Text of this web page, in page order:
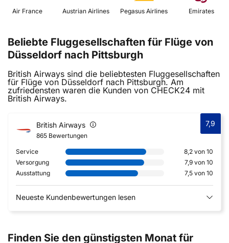
Air France Austrian Airlines Emirates
Beliebte Fluggesellschaften für Flüge von
Düsseldorf nach Pittsburgh
British Airways sind die beliebtesten Fluggesellschaften
für Flüge von Düsseldorf nach Pittsburgh. Am
zufriedensten waren die Kunden von CHECK24 mit
British Airways.
British Airways
865 Bewertungen
7,9
Service
8,2 von 10
Versorgung
7,9 von 10
Ausstattung
7,5 von 10
Neueste Kundenbewertungen lesen
Finden Sie den günstigsten Monat für